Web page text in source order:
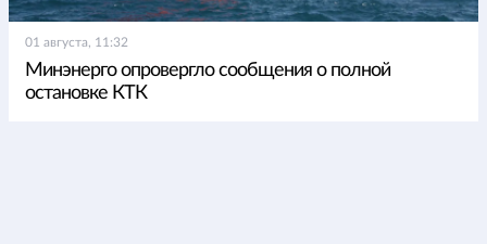
01 августа, 11:32
Минэнерго опровергло сообщения о полной
остановке КТК